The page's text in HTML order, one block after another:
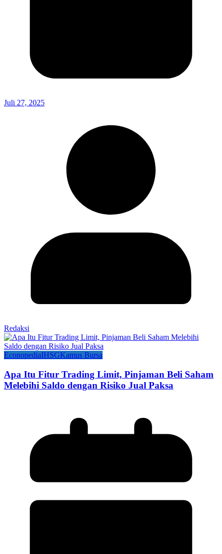
Juli 27, 2025
Redaksi
EconopediaIHSGKamus Bursa
Apa Itu Fitur Trading Limit, Pinjaman Beli Saham
Melebihi Saldo dengan Risiko Jual Paksa